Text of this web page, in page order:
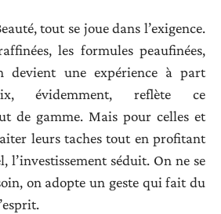
tout se joue dans l’exigence.
les formules peaufinées,
devient une expérience à part
évidemment, reflète ce
de gamme. Mais pour celles et
leurs taches tout en profitant
l’investissement séduit. On ne se
on adopte un geste qui fait du